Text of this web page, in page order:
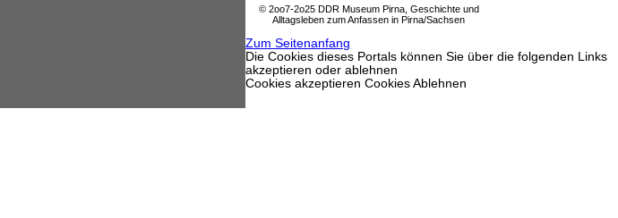
© 2oo7-2o25 DDR Museum Pirna, Geschichte und
Alltagsleben zum Anfassen in Pirna/Sachsen
Zum Seitenanfang
Die Cookies dieses Portals können Sie über die folgenden Links
akzeptieren oder ablehnen
Cookies akzeptieren Cookies Ablehnen